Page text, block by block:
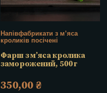
Напівфабрикати з м’яса
кроликів посічені
Фарш з м’яса кролика
заморожений, 500 г
350,00₴